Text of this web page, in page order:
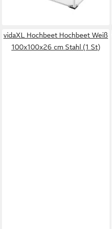
arretierbarem Dach, stabile
vidaXL Hochbeet Hochbeet Weiß
100x100x26 cm Stahl (1 St)